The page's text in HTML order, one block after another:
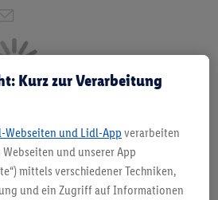
nur in haushaltsüblichen Mengen. Verkauf
Kurz zur Verarbeitung
Webseiten und Lidl-App verarbeiten
und unserer App
mittels verschiedener Techniken,
und ein Zugriff auf Informationen